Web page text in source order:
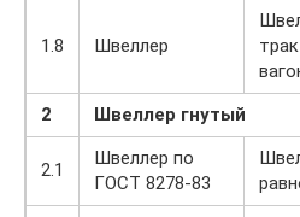
1.8 Швеллер
2
Швеллер гнутый
2.1
Швеллер по
ГОСТ 8278-83